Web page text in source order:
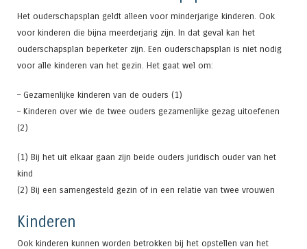
Het ouderschapsplan geldt alleen voor minderjarige kinderen. Ook
voor kinderen die bijna meerderjarig zijn. In dat geval kan het
ouderschapsplan beperketer zijn. Een ouderschapsplan is niet nodig
voor alle kinderen van het gezin. Het gaat wel om:
– Gezamenlijke kinderen van de ouders (1)
– Kinderen over wie de twee ouders gezamenlijke gezag uitoefenen
(2)
(1) Bij het uit elkaar gaan zijn beide ouders juridisch ouder van het
kind
(2) Bij een samengesteld gezin of in een relatie van twee vrouwen
Kinderen
Ook kinderen kunnen worden betrokken bij het opstellen van het